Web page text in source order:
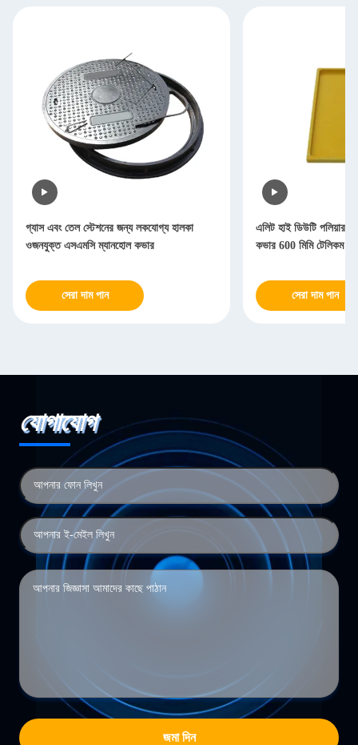
গ্যাস এবং তেল স্টেশনের জন্য লকযোগ্য হালকা
ওজনযুক্ত এসএমসি ম্যানহোল কভার
সেরা দাম পান
এলিট হাই ডিউটি পলিয়ার
কভার 600 মিমি টেলিকম
সেরা দাম পান
যোগাযোগ
জমা দিন